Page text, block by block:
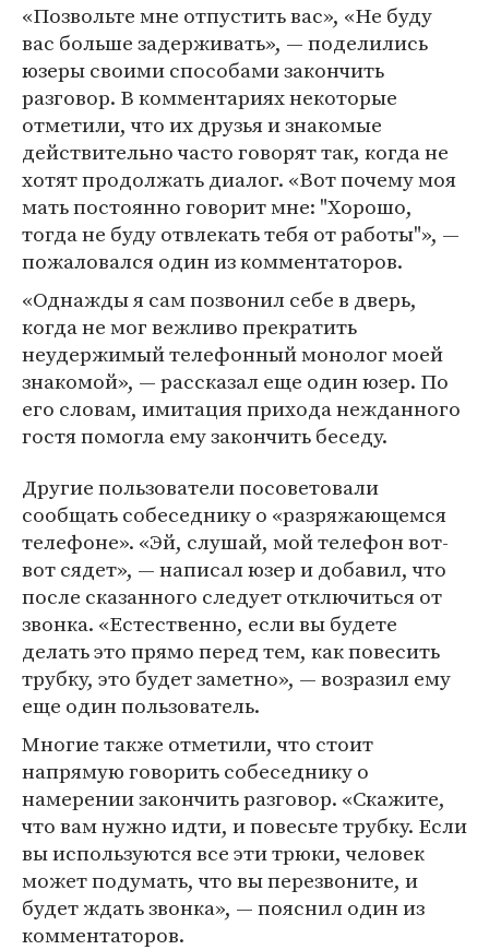
«Позвольте мне отпустить вас», «Не буду
вас больше задерживать», — поделились
юзеры своими способами закончить
разговор. В комментариях некоторые
отметили, что их друзья и знакомые
действительно часто говорят так, когда не
хотят продолжать диалог. «Вот почему моя
мать постоянно говорит мне: "Хорошо,
тогда не буду отвлекать тебя от работы"», —
пожаловался один из комментаторов.
«Однажды я сам позвонил себе в дверь,
когда не мог вежливо прекратить
неудержимый телефонный монолог моей
знакомой», — рассказал еще один юзер. По
его словам, имитация прихода нежданного
гостя помогла ему закончить беседу.
Другие пользователи посоветовали
сообщать собеседнику о «разряжающемся
телефоне». «Эй, слушай, мой телефон вот-
вот сядет», — написал юзер и добавил, что
после сказанного следует отключиться от
звонка. «Естественно, если вы будете
делать это прямо перед тем, как повесить
трубку, это будет заметно», — возразил ему
еще один пользователь.
Многие также отметили, что стоит
напрямую говорить собеседнику о
намерении закончить разговор. «Скажите,
что вам нужно идти, и повесьте трубку. Если
вы используются все эти трюки, человек
может подумать, что вы перезвоните, и
будет ждать звонка», — пояснил один из
комментаторов.